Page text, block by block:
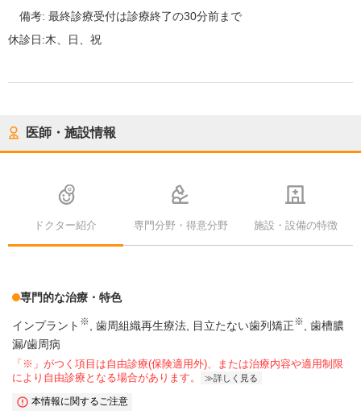
備考:最終診療受付は診療終了の30分前まで
休診日:木、日、祝
医師・施設情報
ドクター紹介 専門分野・得意分野 施設・設備の特徴
専門的な治療・特色
インプラント ※ 歯周組織再生療法 目立たない歯列矯正※
歯槽膿
漏/歯周病
「※」がつく項目は自由診療(保険適用外)、または治療内容や適用制限
により自由診療となる場合があります。
詳しく見る
本情報に関するご注意